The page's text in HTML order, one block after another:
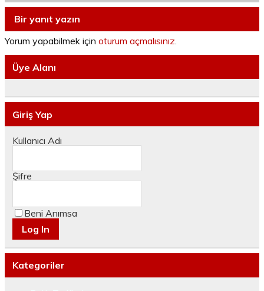
Bir yanıt yazın
Yorum yapabilmek için oturum açmalısınız
Üye Alanı
Giriş Yap
Kullanıcı Adı
Şifre
Beni Anımsa
Kategoriler